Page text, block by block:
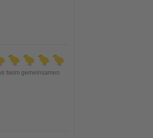
beim gemeinsamen